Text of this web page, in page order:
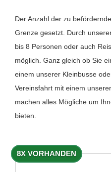
Der Anzahl der zu
Grenze gesetzt. Durch
bis 8 Personen oder auch
möglich. Ganz gleich ob Sie
einem unserer Kleinbusse
Vereinsfahrt mit einem
machen alles Mögliche um
bieten.
8X VORHANDEN